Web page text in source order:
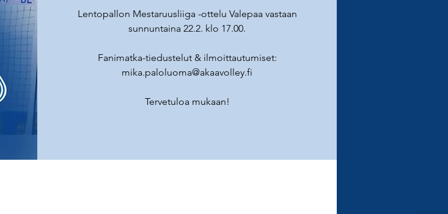
Lentopallon Mestaruusliiga -ottelu Valepaa vastaan
sunnuntaina 22.2. klo 17.00.
Fanimatka-tiedustelut & ilmoittautumiset:
mika.paloluoma@akaavolley.fi
Tervetuloa mukaan!